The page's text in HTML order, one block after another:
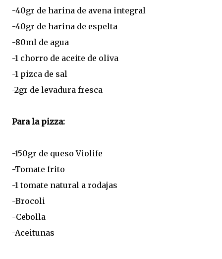
-40gr de harina de avena integral
-40gr de harina de espelta
-80ml de agua
-1 chorro de aceite de oliva
-1 pizca de sal
-2gr de levadura fresca
Para la pizza:
-150gr de queso Violife
-Tomate frito
-1 tomate natural a rodajas
-Brocoli
-Cebolla
-Aceitunas